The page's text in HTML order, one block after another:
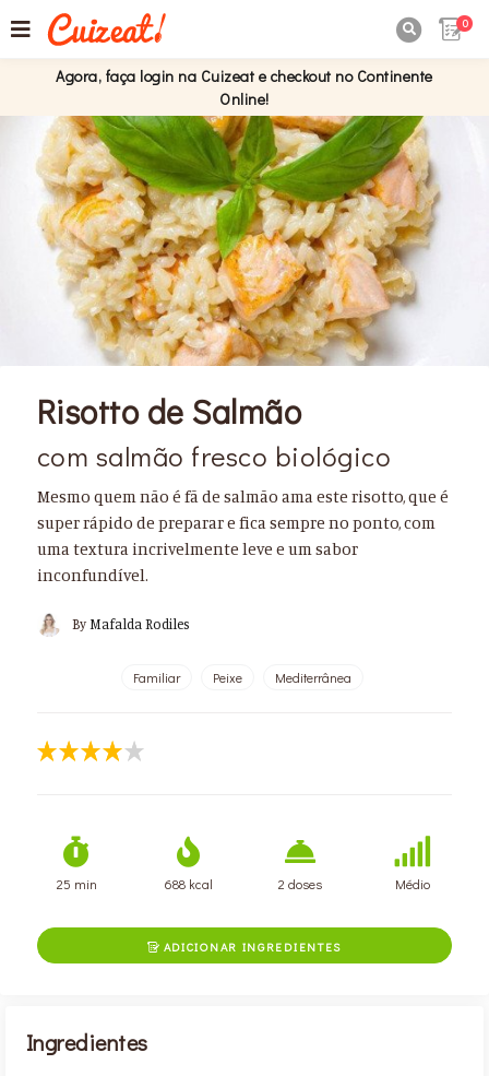
0
Agora, faça login na Cuizeat e checkout no Continente
Online!
Risotto de Salmão
com salmão fresco biológico
Mesmo quem não é fã de salmão ama este risotto, que é
super rápido de preparar e fica sempre no ponto, com
uma textura incrivelmente leve e um sabor
inconfundível.
By Mafalda Rodiles
Familiar Peixe Mediterrânea
25 min 688 kcal 2 doses Médio
ADICIONAR INGREDIENTES
Ingredientes